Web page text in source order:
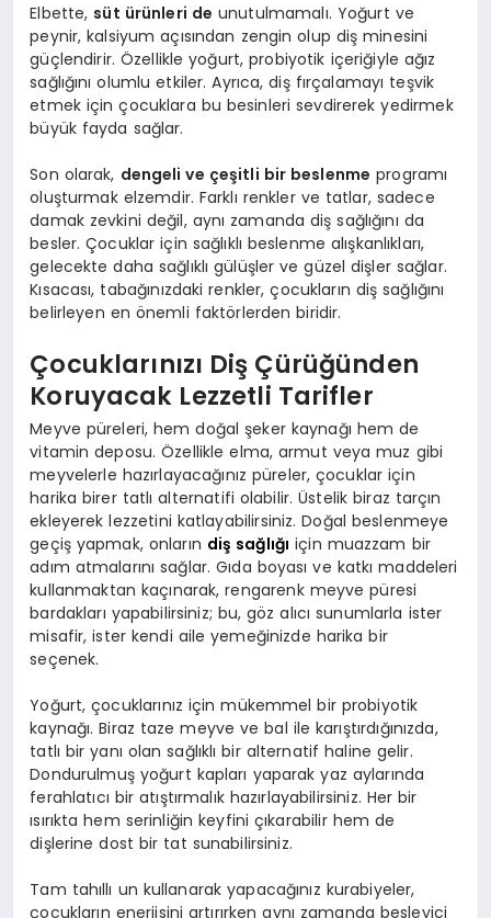
Elbette, süt ürünleri de unutulmamalı. Yoğurt ve
peynir, kalsiyum açısından zengin olup diş minesini
güçlendirir. Özellikle yoğurt, probiyotik içeriğiyle ağız
sağlığını olumlu etkiler. Ayrıca, diş fırçalamayı teşvik
etmek için çocuklara bu besinleri sevdirerek yedirmek
büyük fayda sağlar.
Son olarak, dengeli ve çeşitli bir beslenme programı
oluşturmak elzemdir. Farklı renkler ve tatlar, sadece
damak zevkini değil, aynı zamanda diş sağlığını da
besler. Çocuklar için sağlıklı beslenme alışkanlıkları,
gelecekte daha sağlıklı gülüşler ve güzel dişler sağlar.
Kısacası, tabağınızdaki renkler, çocukların diş sağlığını
belirleyen en önemli faktörlerden biridir.
Çocuklarınızı Diş Çürüğünden
Koruyacak Lezzetli Tarifler
Meyve püreleri, hem doğal şeker kaynağı hem de
vitamin deposu. Özellikle elma, armut veya muz gibi
meyvelerle hazırlayacağınız püreler, çocuklar için
harika birer tatlı alternatifi olabilir. Üstelik biraz tarçın
ekleyerek lezzetini katlayabilirsiniz. Doğal beslenmeye
geçiş yapmak, onların diş sağlığı için muazzam bir
adım atmalarını sağlar. Gıda boyası ve katkı maddeleri
kullanmaktan kaçınarak, rengarenk meyve püresi
bardakları yapabilirsiniz; bu, göz alıcı sunumlarla ister
misafir, ister kendi aile yemeğinizde harika bir
seçenek.
Yoğurt, çocuklarınız için mükemmel bir probiyotik
kaynağı. Biraz taze meyve ve bal ile karıştırdığınızda,
tatlı bir yanı olan sağlıklı bir alternatif haline gelir.
Dondurulmuş yoğurt kapları yaparak yaz aylarında
ferahlatıcı bir atıştırmalık hazırlayabilirsiniz. Her bir
ısırıkta hem serinliğin keyfini çıkarabilir hem de
dişlerine dost bir tat sunabilirsiniz.
Tam tahıllı un kullanarak yapacağınız kurabiyeler,
çocukların enerjisini artırırken aynı zamanda besleyici